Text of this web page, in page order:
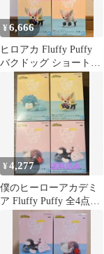
¥6,666
ヒロアカ Fluffy Puffy
バクドッグ ショートキ
ャット デクシープ
¥4,277
僕のヒーローアカデミ
ア Fluffy Puffy 全4点セ